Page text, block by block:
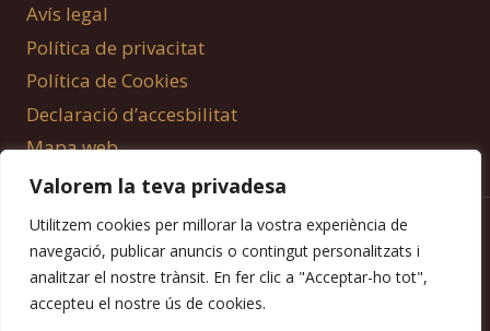
Valorem la teva privadesa
Utilitzem cookies per millorar la vostra experiència de
navegació, publicar anuncis o contingut personalitzats i
analitzar el nostre trànsit. En fer clic a "Acceptar-ho tot",
accepteu el nostre ús de cookies.
Avís legal
Política de privacitat
Política de Cookies
Declaració d’accesbilitat
Mapa web
© 2026 Sol Gastrobar